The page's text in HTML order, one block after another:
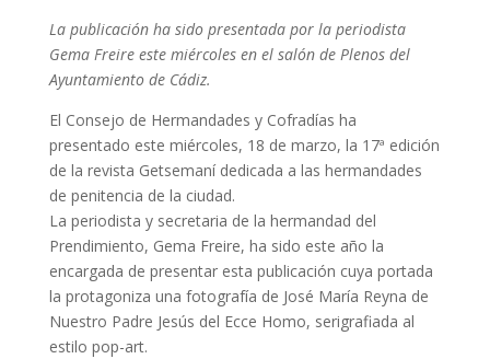
La publicación ha sido presentada por la periodista
Gema Freire este miércoles en el salón de Plenos del
Ayuntamiento de Cádiz.
El Consejo de Hermandades y Cofradías ha
presentado este miércoles, 18 de marzo, la 17ª edición
de la revista Getsemaní dedicada a las hermandades
de penitencia de la ciudad.
La periodista y secretaria de la hermandad del
Prendimiento, Gema Freire, ha sido este año la
encargada de presentar esta publicación cuya portada
la protagoniza una fotografía de José María Reyna de
Nuestro Padre Jesús del Ecce Homo, serigrafiada al
estilo pop-art.